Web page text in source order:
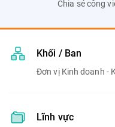
Chia sẻ công
Khối / Ban
Đơn vị Kinh doanh -
Lĩnh vực